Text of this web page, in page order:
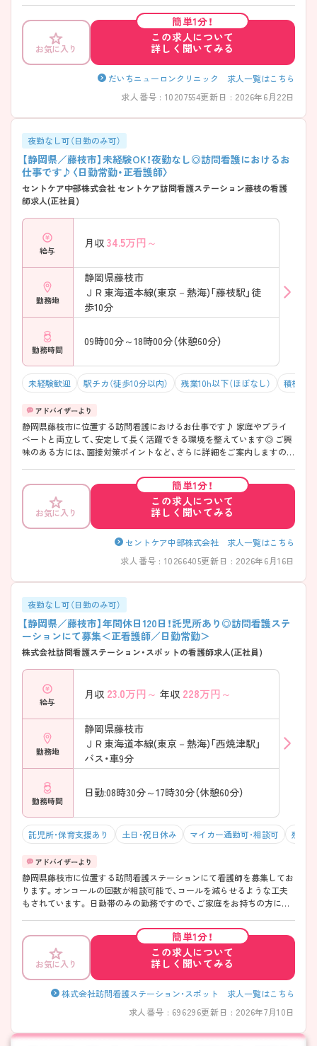
お気に入り
簡単1分！
この求人について
詳しく聞いてみる
だいちニューロンクリニック 求人一覧はこちら
求人番号 : 10207554更新日 : 2026年6月22日
夜勤なし可（日勤のみ可）
【静岡県／藤枝市】未経験OK！夜勤なし◎訪問看護におけるお
仕事です♪〈日勤常勤・正看護師〉
セントケア中部株式会社 セントケア訪問看護ステーション藤枝の看護
師求人(正社員)
給与
月収 34.5万円～
勤務地
静岡県藤枝市
ＪＲ東海道本線(東京－熱海)「藤枝駅」徒
歩10分
勤務時間
09時00分～18時00分（休憩60分）
未経験歓迎 駅チカ（徒歩10分以内） 残業10h以下（ほぼなし） 積極採
静岡県藤枝市に位置する訪問看護におけるお仕事です♪ 家庭やプライ
ベートと両立して、安定して長く活躍できる環境を整えています◎ ご興
味のある方には、面接対策ポイントなど、さらに詳細をご案内しますので
お気に入り
簡単1分！
この求人について
詳しく聞いてみる
セントケア中部株式会社 求人一覧はこちら
求人番号 : 10266405更新日 : 2026年6月16日
夜勤なし可（日勤のみ可）
【静岡県／藤枝市】年間休日120日！託児所あり◎訪問看護ステ
ーションにて募集＜正看護師／日勤常勤＞
株式会社訪問看護ステーション・スポットの看護師求人(正社員)
給与
月収 23.0万円～ 年収 228万円～
勤務地
静岡県藤枝市
ＪＲ東海道本線(東京－熱海)「西焼津駅」
バス・車9分
勤務時間
日勤:08時30分～17時30分（休憩60分）
託児所・保育支援あり 土日・祝日休み マイカー通勤可・相談可 残業
静岡県藤枝市に位置する訪問看護ステーションにて看護師を募集してお
ります。オンコールの回数が相談可能で、コールを減らせるような工夫
もされています。 日勤帯のみの勤務ですので、ご家庭をお持ちの方にも
報や面接のポイントをお伝えしますのでお気軽にお問い合わせくださ
い。
お気に入り
簡単1分！
この求人について
詳しく聞いてみる
株式会社訪問看護ステーション・スポット 求人一覧はこちら
求人番号 : 696296更新日 : 2026年7月10日